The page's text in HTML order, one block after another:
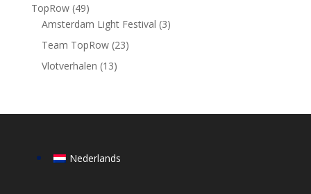
TopRow(49)
Amsterdam Light Festival (3)
Team TopRow(23)
Vlotverhalen (13)
Nederlands